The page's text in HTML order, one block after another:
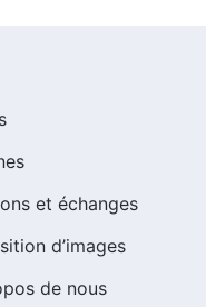
et échanges
d’images
de nous